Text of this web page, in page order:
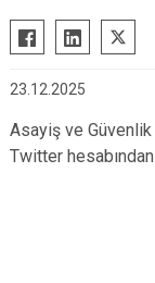
23.12.2025
Asayiş ve Güvenlik
Twitter hesabından